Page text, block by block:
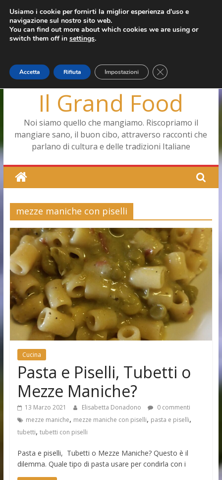
Salta
contenuto
giovedì, Agosto 6, 2026
Ultimo: Pizza a Corte
Menopausa, una forma smagliante senza età
Capodimonte, ritorna la tavola di corte
Il Grand Food
Noi siamo quello che mangiamo. Riscopriamo il
mangiare sano, il buon cibo, attraverso racconti che
parlano di cultura e delle tradizioni Italiane
mezze maniche con piselli
Cucina
Pasta e Piselli, Tubetti o
Mezze Maniche?
13 Marzo 2021 Elisabetta Donadono
0 commenti
mezze maniche, mezze maniche con piselli, pasta e piselli,
tubetti, tubetti con piselli
Pasta e piselli, Tubetti o Mezze Maniche? Questo è il
dilemma. Quale tipo di pasta usare per condirla con i
Usiamo i cookie per fornirti la miglior esperienza d'uso e
navigazione sul nostro sito web.
You can find out more about which cookies we are using or
switch them off in settings.
Accetta Rifiuta Impostazioni Close GDPR